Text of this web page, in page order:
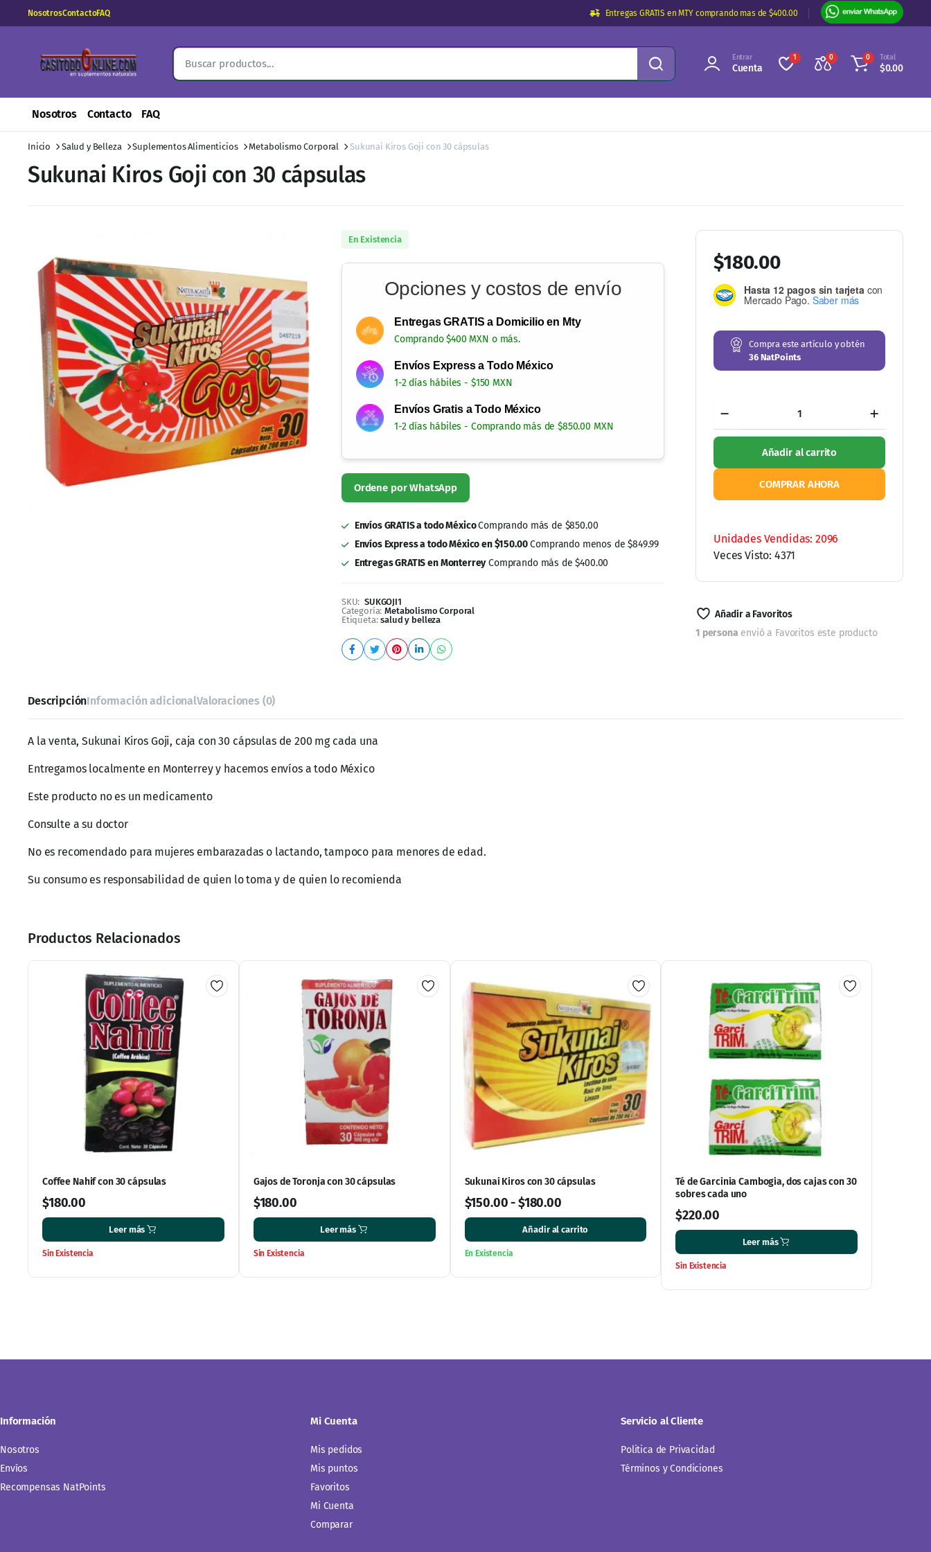
NosotrosContactoFAQ Entregas GRATIS en MTY comprando mas de $400.00
Entrar
Cuenta
1 0 0 Total
$0.00
Nosotros Contacto FAQ
Inicio Salud y Belleza Suplementos Alimenticios Metabolismo Corporal Sukunai Kiros Goji con 30 cápsulas
Sukunai Kiros Goji con 30 cápsulas
$180.00
Hasta 12 pagos sin tarjetacon
Mercado Pago. Saber más
Compra este artículo y obtén
36NatPoints
Goji
cápsulas
cantidad
Añadir al carrito
COMPRAR AHORA
En Existencia
Opciones y costos de envío
Entregas GRATIS a Domicilio en Mty
Comprando $400 MXN o más.
Envíos Express a Todo México
1-2 días hábiles - $150 MXN
Envíos Gratis a Todo México
1-2 días hábiles - Comprando más de $850.00 MXN
Envíos GRATIS a todo México
Envíos Express a todo México en $150.00
Entregas GRATIS en Monterrey
Comprando más de $400.00
SKU: SUKGOJI1
Categoría: Metabolismo Corporal
DescripciónInformación adicional Valoraciones (0)
Productos Relacionados
Coffee Nahif con 30 cápsulas
$180.00
Gajos de Toronja con 30 cápsulas
$180.00
Sukunai Kiros con 30 cápsulas
$150.00-$180.00
Té de Garcinia Cambogia, dos cajas con 30
sobres cada uno
$220.00
Información
Nosotros
Mi Cuenta
Mis pedidos
Mis puntos
Favoritos
Servicio al Cliente